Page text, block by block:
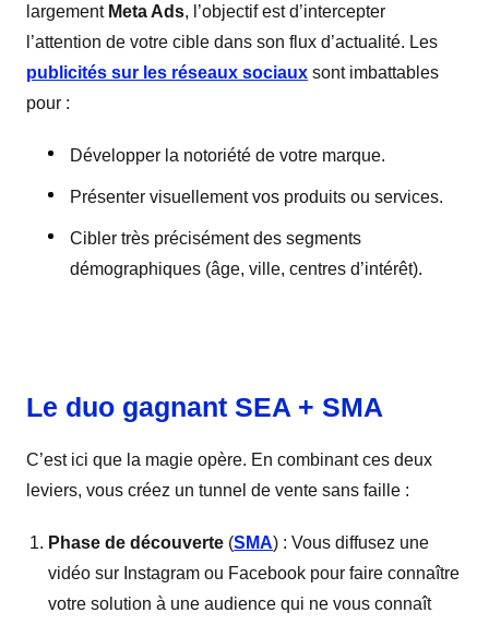
largement Meta Ads, l’objectif est d’intercepter
l’attention de votre cible dans son flux d’actualité. Les
publicités sur les réseaux sociaux sont imbattables
pour :
Développer la notoriété de votre marque.
Présenter visuellement vos produits ou services.
Cibler très précisément des segments
démographiques (âge, ville, centres d’intérêt).
Le duo gagnant SEA + SMA
C’est ici que la magie opère. En combinant ces deux
leviers, vous créez un tunnel de vente sans faille :
Phase de découverte (SMA) : Vous diffusez une
vidéo sur Instagram ou Facebook pour faire connaître
votre solution à une audience qui ne vous connaît